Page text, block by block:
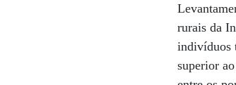
rurais da
indivíduos
superior